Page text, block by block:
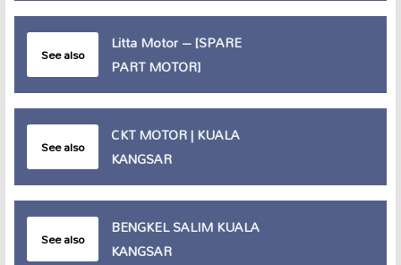
See also
Litta Motor – [SPARE
PART MOTOR]
See also
CKT MOTOR | KUALA
KANGSAR
See also
BENGKEL SALIM KUALA
KANGSAR